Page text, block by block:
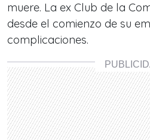
muere. La ex Club de la
desde el comienzo de su
complicaciones.